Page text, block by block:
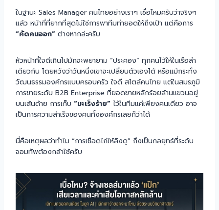
ในฐานะ Sales Manager คนไทยอย่างเราๆ เชื่อไหมครับว่าจริงๆ
แล้ว หน้าที่ที่ยากที่สุดไม่ใช่การพาทีมทำยอดให้ถึงเป้า แต่คือการ
“คัดคนออก” ต่างหากล่ะครับ
หัวหน้าที่ใจดีเกินไปมักจะพยายาม “ประคอง” ทุกคนไว้ให้ในเรือลำ
เดียวกัน โดยหวังว่าวันหนึ่งเขาจะเปลี่ยนตัวเองได้ หรือแม้กระทั่ง
วัฒนธรรมองค์กรแบบครอบครัว ใจดี สไตล์คนไทย แต่ในสมรภูมิ
การขายระดับ B2B Enterprise ที่ยอดขายหลักร้อยล้านแขวนอยู่
บนเส้นด้าย การเก็บ “มะเร็งร้าย” ไว้ในทีมแค่เพียงคนเดียว อาจ
เป็นการความสำเร็จของคนทั้งองค์กรเลยก็ว่าได้
นี่คือเหตุผลว่าทำไม “การเชือดไก่ให้ลิงดู” ถึงเป็นกลยุทธ์ที่ระดับ
จอมทัพต้องกล้าใช้ครับ